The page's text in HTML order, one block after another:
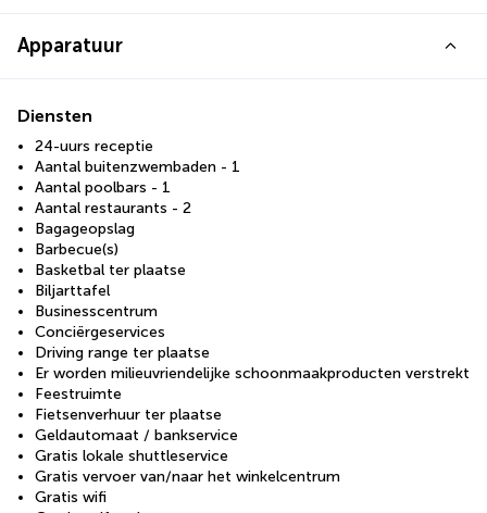
Apparatuur
Diensten
24-uurs receptie
Aantal buitenzwembaden - 1
Aantal poolbars - 1
Aantal restaurants - 2
Bagageopslag
Barbecue(s)
Basketbal ter plaatse
Biljarttafel
Businesscentrum
Conciërgeservices
Driving range ter plaatse
Er worden milieuvriendelijke schoonmaakproducten verstrekt
Feestruimte
Fietsenverhuur ter plaatse
Geldautomaat / bankservice
Gratis lokale shuttleservice
Gratis vervoer van/naar het winkelcentrum
Gratis wifi